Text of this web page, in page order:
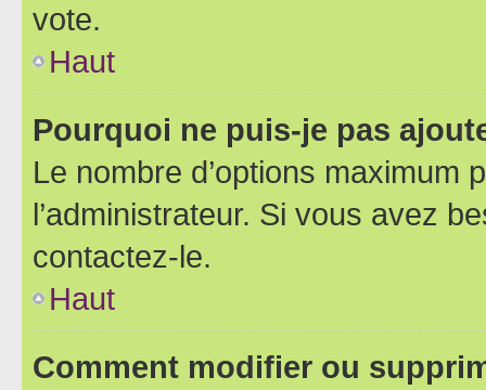
vote.
Haut
Pourquoi ne puis-je pas
Le nombre d’options maximum
l’administrateur. Si vous avez
contactez-le.
Haut
Comment modifier ou